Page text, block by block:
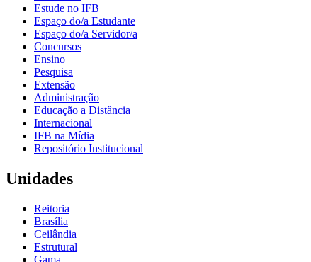
Estude no IFB
Espaço do/a Estudante
Espaço do/a Servidor/a
Concursos
Ensino
Pesquisa
Extensão
Administração
Educação a Distância
Internacional
IFB na Mídia
Repositório Institucional
Unidades
Reitoria
Brasília
Ceilândia
Estrutural
Gama